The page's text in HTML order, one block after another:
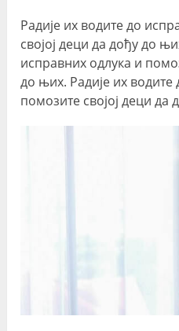
Радије их водите до
својој деци да дођу до
исправних одлука и
до њих. Радије их
помозите својој деци да